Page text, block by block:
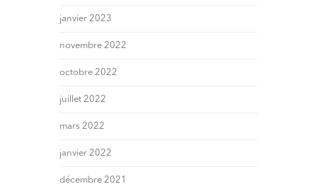
janvier 2023
novembre 2022
octobre 2022
juillet 2022
mars 2022
janvier 2022
décembre 2021